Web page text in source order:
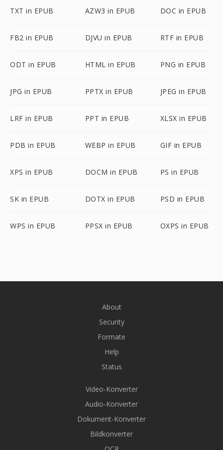
TXT in EPUB AZW3 in EPUB DOC in EPUB
FB2 in EPUB DJVU in EPUB RTF in EPUB
ODT in EPUB HTML in EPUB PNG in EPUB
JPG in EPUB PPTX in EPUB JPEG in EPUB
LRF in EPUB PPT in EPUB XLSX in EPUB
PDB in EPUB WEBP in EPUB GIF in EPUB
XPS in EPUB DOCM in EPUB PS in EPUB
SK in EPUB DOTX in EPUB PSD in EPUB
WPS in EPUB PPSX in EPUB OXPS in EPUB
About
Security
Formate
Help
Status
Video-Konverter
Audio-Konverter
Dokument-Konverter
Bildkonverter